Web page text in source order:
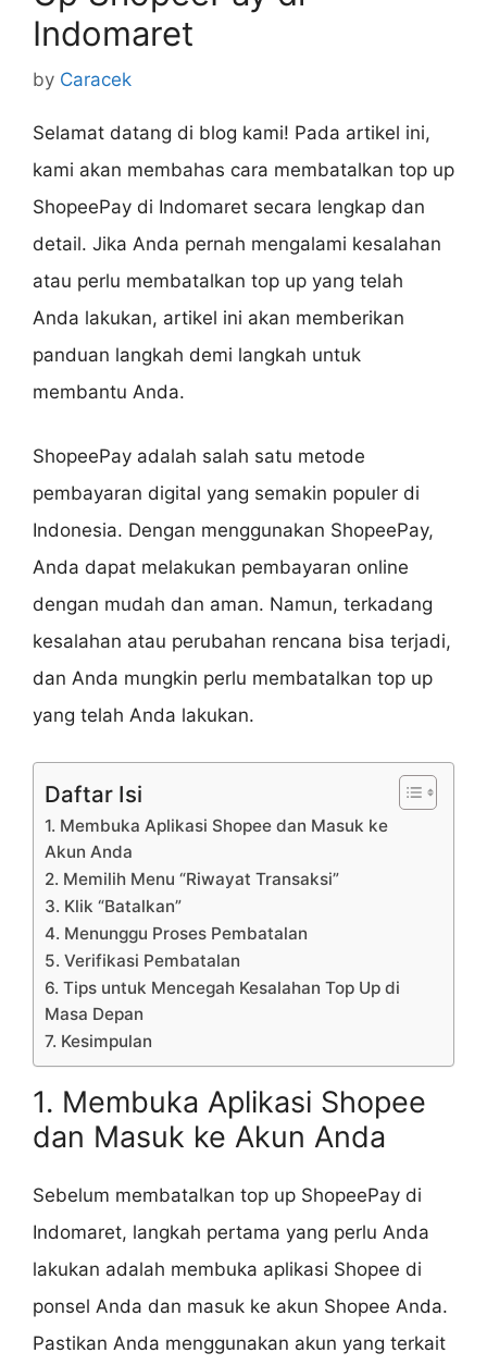
Indomaret
by Caracek
Selamat datang di blog kami! Pada artikel ini,
kami akan membahas cara membatalkan top up
ShopeePay di Indomaret secara lengkap dan
detail. Jika Anda pernah mengalami kesalahan
atau perlu membatalkan top up yang telah
Anda lakukan, artikel ini akan memberikan
panduan langkah demi langkah untuk
membantu Anda.
ShopeePay adalah salah satu metode
pembayaran digital yang semakin populer di
Indonesia. Dengan menggunakan ShopeePay,
Anda dapat melakukan pembayaran online
dengan mudah dan aman. Namun, terkadang
kesalahan atau perubahan rencana bisa terjadi,
dan Anda mungkin perlu membatalkan top up
yang telah Anda lakukan.
Daftar Isi
1. Membuka Aplikasi Shopee dan Masuk ke
Akun Anda
2. Memilih Menu “Riwayat Transaksi”
3. Klik “Batalkan”
4. Menunggu Proses Pembatalan
5. Verifikasi Pembatalan
6. Tips untuk Mencegah Kesalahan Top Up di
Masa Depan
7. Kesimpulan
1. Membuka Aplikasi Shopee
dan Masuk ke Akun Anda
Sebelum membatalkan top up ShopeePay di
Indomaret, langkah pertama yang perlu Anda
lakukan adalah membuka aplikasi Shopee di
ponsel Anda dan masuk ke akun Shopee Anda.
Pastikan Anda menggunakan akun yang terkait